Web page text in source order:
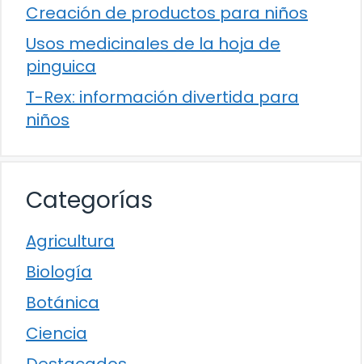
Creación de productos para niños
Usos medicinales de la hoja de
pinguica
T-Rex: información divertida para
niños
Categorías
Agricultura
Biología
Botánica
Ciencia